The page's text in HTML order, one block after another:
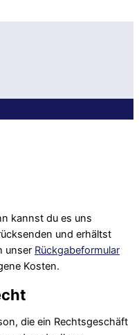
kannst du es uns
und erhältst
unser Rückgabeformular
Kosten.
die ein Rechtsgeschäft